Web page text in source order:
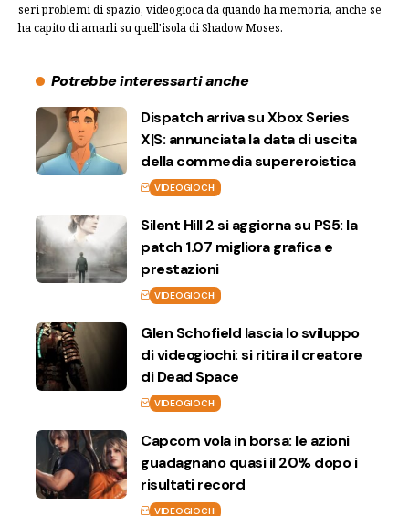
seri problemi di spazio, videogioca da quando ha memoria, anche se
ha capito di amarli su quell'isola di Shadow Moses.
Potrebbe interessarti anche
Dispatch arriva su Xbox Series
X|S: annunciata la data di uscita
della commedia supereroistica
VIDEOGIOCHI
Silent Hill 2 si aggiorna su PS5: la
patch 1.07 migliora grafica e
prestazioni
VIDEOGIOCHI
Glen Schofield lascia lo sviluppo
di videogiochi: si ritira il creatore
di Dead Space
VIDEOGIOCHI
Capcom vola in borsa: le azioni
guadagnano quasi il 20% dopo i
risultati record
VIDEOGIOCHI